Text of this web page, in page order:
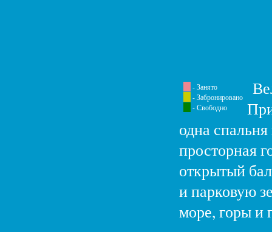
- Занято
- Забронировано
- Свободно
одна
просторная
открытый
и парковую
море, горы и